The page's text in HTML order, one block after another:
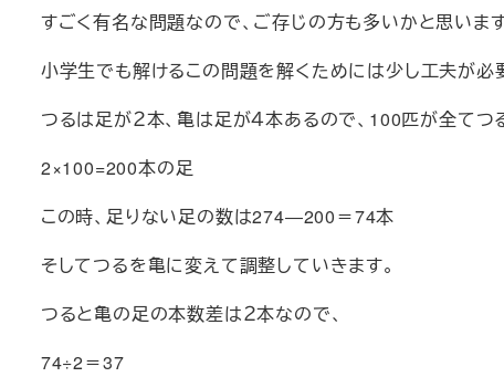
すごく有名な問題なので、ご存じの方も多いかと思います
小学生でも解けるこの問題を解くためには少し工夫が必
つるは足が２本、亀は足が４本あるので、100匹が全てつ
2×100=200本の足
この時、足りない足の数は274―200＝74本
そしてつるを亀に変えて調整していきます。
つると亀の足の本数差は２本なので、
74÷2＝37